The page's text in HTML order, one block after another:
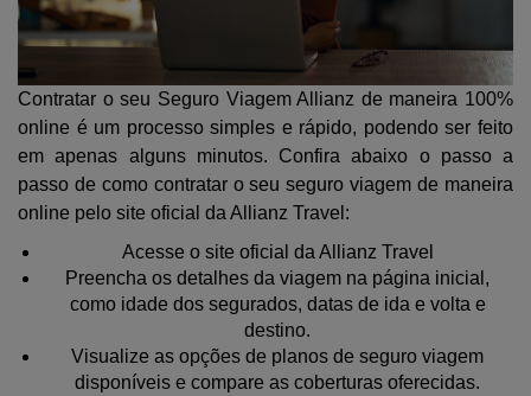
Contratar o seu Seguro Viagem Allianz de maneira 100%
online é um processo simples e rápido, podendo ser feito
em apenas alguns minutos. Confira abaixo o passo a
passo de como contratar o seu seguro viagem de maneira
online pelo site oficial da Allianz Travel:
Acesse o site oficial da Allianz Travel
Preencha os detalhes da viagem na página inicial,
como idade dos segurados, datas de ida e volta e
destino.
Visualize as opções de planos de seguro viagem
disponíveis e compare as coberturas oferecidas.